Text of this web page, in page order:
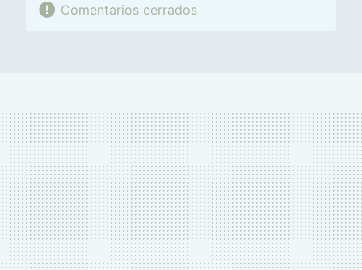
Comentarios cerrados